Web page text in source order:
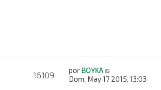
16109 por BOYKA
Dom, May 17 2015, 13:03